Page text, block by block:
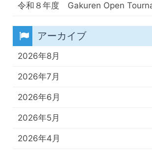
令和８年度 Gakuren Open
アーカイブ
2026年8月
2026年7月
2026年6月
2026年5月
2026年4月